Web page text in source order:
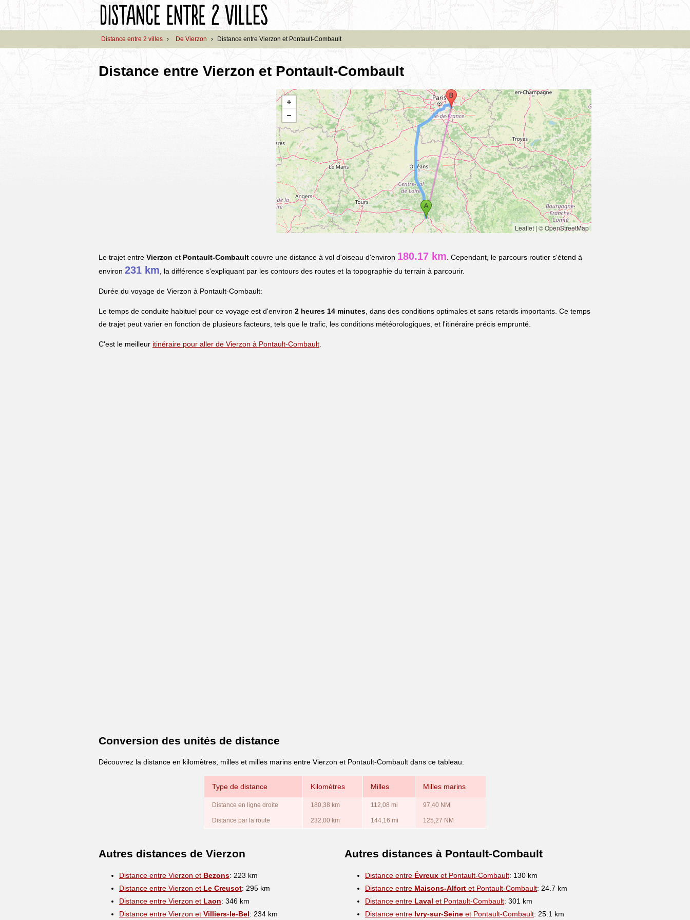
Distance entre 2 villes › De Vierzon › Distance entre Vierzon et Pontault-Combault
Distance entre Vierzon et Pontault-Combault
Leaflet| © OpenStreetMap
Le trajet entre Vierzon et Pontault-Combault couvre une distance à vol d'oiseau d'environ 180.17 km . Cependant, le parcours routier s'étend à
environ 231 km , la différence s'expliquant par les contours des routes et la topographie du terrain à parcourir.
Durée du voyage de Vierzon à Pontault-Combault:
Le temps de conduite habituel pour ce voyage est d'environ 2 heures 14 minutes , dans des conditions optimales et sans retards importants. Ce temps
de trajet peut varier en fonction de plusieurs facteurs, tels que le trafic, les conditions météorologiques, et l'itinéraire précis emprunté.
C'est le meilleur itinéraire pour aller de Vierzon à Pontault-Combault
Conversion des unités de distance
Découvrez la distance en kilomètres, milles et milles marins entre Vierzon et Pontault-Combault dans ce tableau:
Type de distance Kilomètres Milles Milles marins
Distance en ligne droite 180,38 km 112,08 mi 97,40 NM
Distance par la route 232,00 km 144,16 mi 125,27 NM
Autres distances de Vierzon
Distance entre Vierzon et Bezons: 223 km
Distance entre Vierzon et Le Creusot: 295 km
Distance entre Vierzon et Laon: 346 km
Distance entre Vierzon et Villiers-le-Bel: 234 km
Autres distances à Pontault-Combault
Distance entre Évreux et Pontault-Combault: 130 km
Distance entre Maisons-Alfort et Pontault-Combault: 24.7 km
Distance entre Laval et Pontault-Combault: 301 km
Distance entre Ivry-sur-Seine et Pontault-Combault: 25.1 km